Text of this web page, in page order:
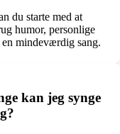
du starte med at
humor, personlige
mindeværdig sang.
kan jeg synge